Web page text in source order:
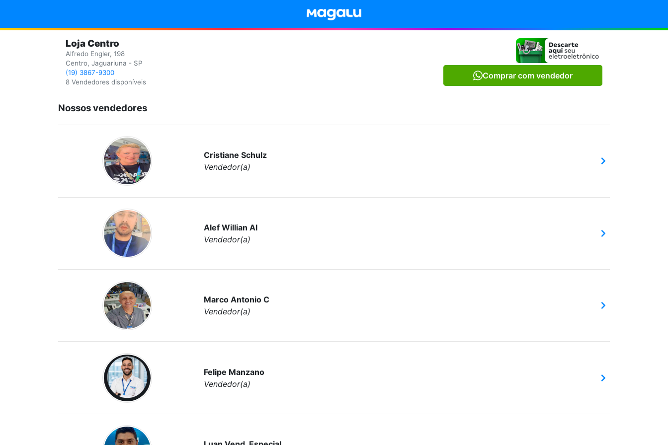
Loja Centro
Alfredo Engler, 198
Centro, Jaguariuna - SP
(19) 3867-9300
8 Vendedores disponíveis
Comprar com vendedor
Nossos vendedores
Cristiane Schulz
Vendedor(a)
Alef Willian Al
Vendedor(a)
Marco Antonio C
Vendedor(a)
Felipe Manzano
Vendedor(a)